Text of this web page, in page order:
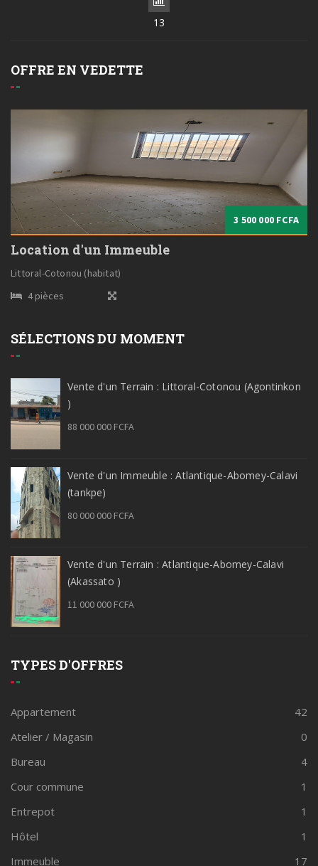
13
OFFRE EN VEDETTE
3 500 000 FCFA
Location d'un Immeuble
Littoral-Cotonou (habitat)
4 pièces
SÉLECTIONS DU MOMENT
Vente d'un Terrain : Littoral-Cotonou (Agontinkon
)
88 000 000 FCFA
Vente d'un Immeuble : Atlantique-Abomey-Calavi
(tankpe)
80 000 000 FCFA
Vente d'un Terrain : Atlantique-Abomey-Calavi
(Akassato )
11 000 000 FCFA
TYPES D'OFFRES
Appartement
42
Atelier / Magasin
0
Bureau
4
Cour commune
1
Entrepot
1
Hôtel
1
Immeuble
17